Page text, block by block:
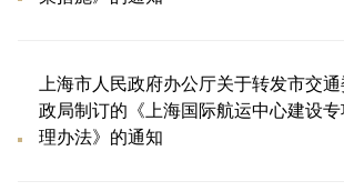
上海市人民政府办公厅关于转发市交
政局制订的《上海国际航运中心建设
理办法》的通知